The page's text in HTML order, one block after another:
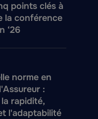
points clés à
la conférence
‘26
norme en
:
rapidité,
l'adaptabilité